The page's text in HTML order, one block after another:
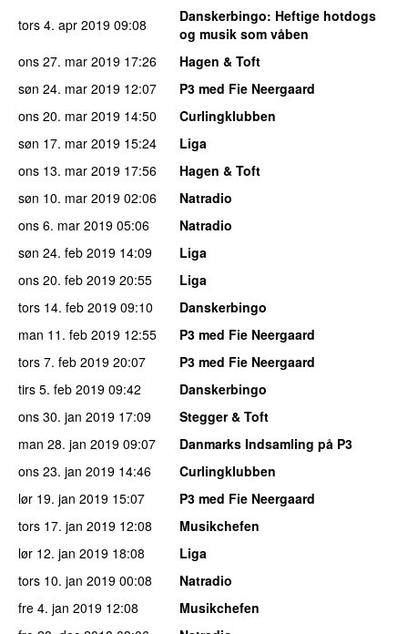
tors 4. apr 2019 09:08 Danskerbingo: Heftige hotdogs
og musik som våben
ons 27. mar 2019 17:26
Hagen & Toft
søn 24. mar 2019 12:07
P3 med Fie Neergaard
ons 20. mar 2019 14:50
Curlingklubben
søn 17. mar 2019 15:24
Liga
ons 13. mar 2019 17:56
Hagen & Toft
søn 10. mar 2019 02:06
Natradio
ons 6. mar 2019 05:06
Natradio
søn 24. feb 2019 14:09
Liga
ons 20. feb 2019 20:55
Liga
tors 14. feb 2019 09:10
Danskerbingo
man 11. feb 2019 12:55
P3 med Fie Neergaard
tors 7. feb 2019 20:07
P3 med Fie Neergaard
tirs 5. feb 2019 09:42
Danskerbingo
ons 30. jan 2019 17:09
Stegger & Toft
man 28. jan 2019 09:07
Danmarks Indsamling på P3
ons 23. jan 2019 14:46
Curlingklubben
lør 19. jan 2019 15:07
P3 med Fie Neergaard
tors 17. jan 2019 12:08
Musikchefen
lør 12. jan 2019 18:08
Liga
tors 10. jan 2019 00:08
Natradio
fre 4. jan 2019 12:08
Musikchefen